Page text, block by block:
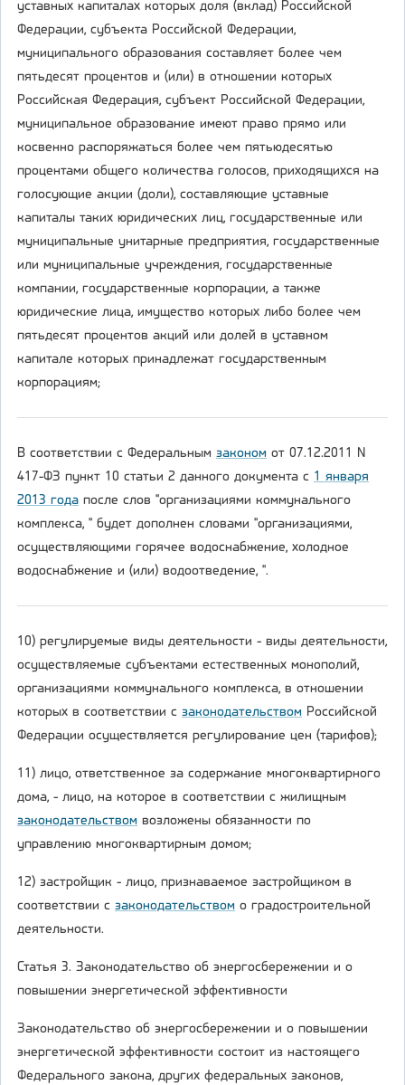
уставных капиталах которых доля (вклад) Российской
Федерации, субъекта Российской Федерации,
муниципального образования составляет более чем
пятьдесят процентов и (или) в отношении которых
Российская Федерация, субъект Российской Федерации,
муниципальное образование имеют право прямо или
косвенно распоряжаться более чем пятьюдесятью
процентами общего количества голосов, приходящихся на
голосующие акции (доли), составляющие уставные
капиталы таких юридических лиц, государственные или
муниципальные унитарные предприятия, государственные
или муниципальные учреждения, государственные
компании, государственные корпорации, а также
юридические лица, имущество которых либо более чем
пятьдесят процентов акций или долей в уставном
капитале которых принадлежат государственным
корпорациям;
В соответствии с Федеральным законом от 07.12.2011 N
417-ФЗ пункт 10 статьи 2 данного документа с 1 января
2013 года после слов "организациями коммунального
комплекса, " будет дополнен словами "организациями,
осуществляющими горячее водоснабжение, холодное
водоснабжение и (или) водоотведение, ".
10) регулируемые виды деятельности - виды деятельности,
осуществляемые субъектами естественных монополий,
организациями коммунального комплекса, в отношении
которых в соответствии с законодательством Российской
Федерации осуществляется регулирование цен (тарифов);
11) лицо, ответственное за содержание многоквартирного
дома, - лицо, на которое в соответствии с жилищным
законодательством возложены обязанности по
управлению многоквартирным домом;
12) застройщик - лицо, признаваемое застройщиком в
соответствии с законодательством о градостроительной
деятельности.
Статья 3. Законодательство об энергосбережении и о
повышении энергетической эффективности
Законодательство об энергосбережении и о повышении
энергетической эффективности состоит из настоящего
Федерального закона, других федеральных законов,